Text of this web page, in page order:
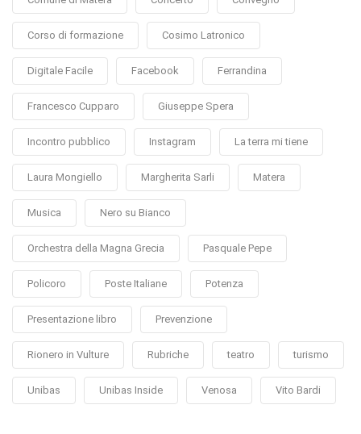
Corso di formazione Cosimo Latronico
Digitale Facile Facebook Ferrandina
Francesco Cupparo Giuseppe Spera
Incontro pubblico Instagram La terra mi tiene
Laura Mongiello Margherita Sarli Matera
Musica Nero su Bianco
Orchestra della Magna Grecia Pasquale Pepe
Policoro Poste Italiane Potenza
Presentazione libro Prevenzione
Rionero in Vulture Rubriche teatro turismo
Unibas Unibas Inside Venosa Vito Bardi